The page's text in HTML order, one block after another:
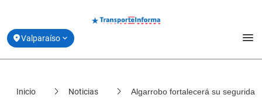
Valparaíso menu
location_onSantiago
Inicio Noticias Algarrobo fortalecerá su